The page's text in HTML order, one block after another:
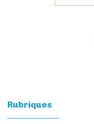
Rubriques